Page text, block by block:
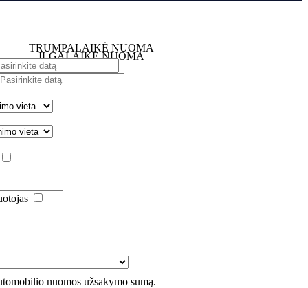
TRUMPALAIKĖ NUOMA
ILGALAIKĖ NUOMA
nuomos užsakymo sumą.